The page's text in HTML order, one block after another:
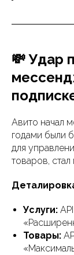
💸 Удар
Авито начал
годами были
для
товаров, стал
Услуги:
Товары: